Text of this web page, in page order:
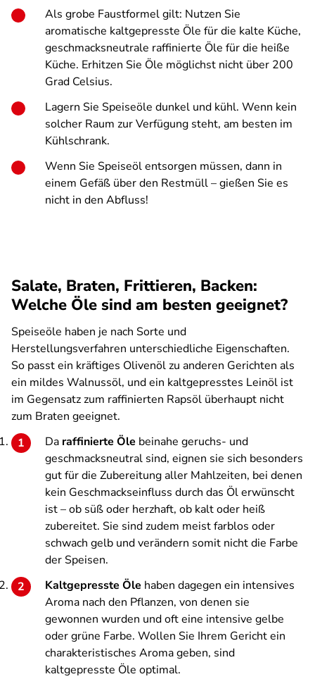
Als grobe Faustformel gilt: Nutzen Sie
aromatische kaltgepresste Öle für die kalte Küche,
geschmacksneutrale raffinierte Öle für die heiße
Küche. Erhitzen Sie Öle möglichst nicht über 200
Grad Celsius.
Lagern Sie Speiseöle dunkel und kühl. Wenn kein
solcher Raum zur Verfügung steht, am besten im
Kühlschrank.
Wenn Sie Speiseöl entsorgen müssen, dann in
einem Gefäß über den Restmüll – gießen Sie es
nicht in den Abfluss!
Salate, Braten, Frittieren, Backen:
Welche Öle sind am besten geeignet?
Speiseöle haben je nach Sorte und
Herstellungsverfahren unterschiedliche Eigenschaften.
So passt ein kräftiges Olivenöl zu anderen Gerichten als
ein mildes Walnussöl, und ein kaltgepresstes Leinöl ist
im Gegensatz zum raffinierten Rapsöl überhaupt nicht
zum Braten geeignet.
Da raffinierte Öle beinahe geruchs- und
geschmacksneutral sind, eignen sie sich besonders
gut für die Zubereitung aller Mahlzeiten, bei denen
kein Geschmackseinfluss durch das Öl erwünscht
ist – ob süß oder herzhaft, ob kalt oder heiß
zubereitet. Sie sind zudem meist farblos oder
schwach gelb und verändern somit nicht die Farbe
der Speisen.
Kaltgepresste Öle haben dagegen ein intensives
Aroma nach den Pflanzen, von denen sie
gewonnen wurden und oft eine intensive gelbe
oder grüne Farbe. Wollen Sie Ihrem Gericht ein
charakteristisches Aroma geben, sind
kaltgepresste Öle optimal.